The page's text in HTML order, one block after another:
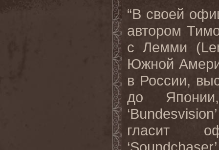
“В своей
автором
с Лемми
Южной
в России,
до
гласит